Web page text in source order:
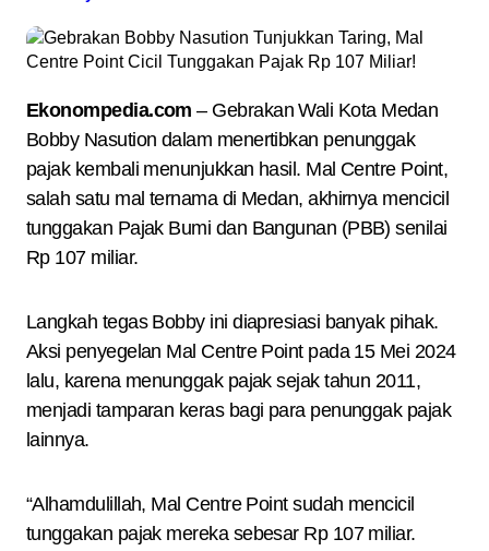
Ekonompedia.com – Gebrakan Wali Kota Medan
Bobby Nasution dalam menertibkan penunggak
pajak kembali menunjukkan hasil. Mal Centre Point,
salah satu mal ternama di Medan, akhirnya mencicil
tunggakan Pajak Bumi dan Bangunan (PBB) senilai
Rp 107 miliar.
Langkah tegas Bobby ini diapresiasi banyak pihak.
Aksi penyegelan Mal Centre Point pada 15 Mei 2024
lalu, karena menunggak pajak sejak tahun 2011,
menjadi tamparan keras bagi para penunggak pajak
lainnya.
“Alhamdulillah, Mal Centre Point sudah mencicil
tunggakan pajak mereka sebesar Rp 107 miliar.